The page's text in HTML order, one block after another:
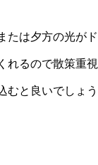
たは夕方の光が
れるので散策重
むと良いでしょ